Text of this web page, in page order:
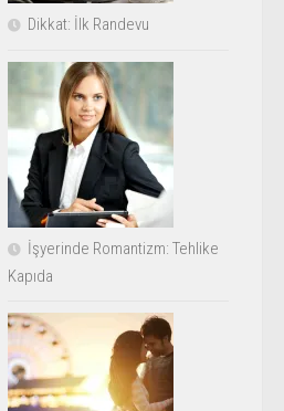
Dikkat: İlk Randevu
İşyerinde Romantizm: Tehlike
Kapıda